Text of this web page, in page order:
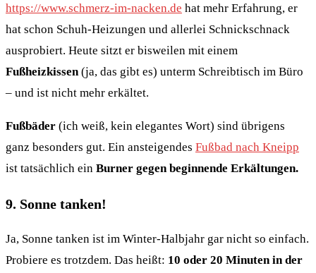
https://www.schmerz-im-nacken.de hat mehr Erfahrung, er
hat schon Schuh-Heizungen und allerlei Schnickschnack
ausprobiert. Heute sitzt er bisweilen mit einem
Fußheizkissen(ja, das gibt es) unterm Schreibtisch im Büro
– und ist nicht mehr erkältet.
Fußbäder (ich weiß, kein elegantes Wort) sind übrigens
ganz besonders gut. Ein ansteigendes Fußbad nach Kneipp
ist tatsächlich ein Burner gegen beginnende Erkältungen.
9. Sonne tanken!
Ja, Sonne tanken ist im Winter-Halbjahr gar nicht so einfach.
Probiere es trotzdem. Das heißt: 10 oder 20 Minuten in der